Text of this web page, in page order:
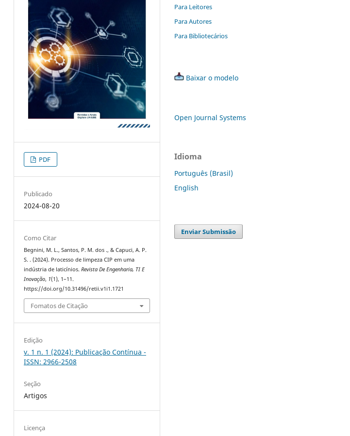
PDF
Publicado
2024-08-20
Como Citar
Begnini, M. L., Santos, P. M. dos ., & Capuci, A. P.
S. . (2024). Processo de limpeza CIP em uma
indústria de laticínios.Revista De Engenharia, TI E
Inovação, 1(1), 1–11.
https://doi.org/10.31496/retii.v1i1.1721
Fomatos de Citação
Edição
v. 1 n. 1 (2024): Publicação Contínua -
ISSN: 2966-2508
Seção
Artigos
Licença
Para Leitores
Para Autores
Para Bibliotecários
Baixar o modelo
Open Journal Systems
Idioma
Português (Brasil)
English
Enviar Submissão